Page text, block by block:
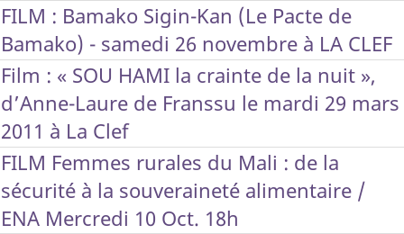
FILM : Bamako Sigin-Kan (Le Pacte de
Bamako) - samedi 26 novembre à LA CLEF
Film : « SOU HAMI la crainte de la nuit »,
d’Anne-Laure de Franssu le mardi 29 mars
2011 à La Clef
FILM Femmes rurales du Mali : de la
sécurité à la souveraineté alimentaire /
ENA Mercredi 10 Oct. 18h